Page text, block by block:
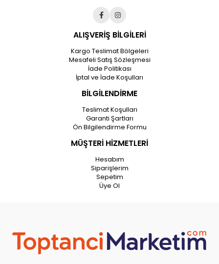
ALIŞVERİŞ BİLGİLERİ
Kargo Teslimat Bölgeleri
Mesafeli Satış Sözleşmesi
İade Politikası
İptal ve İade Koşulları
BİLGİLENDİRME
Teslimat Koşulları
Garanti Şartları
Ön Bilgilendirme Formu
MÜŞTERİ HİZMETLERİ
Hesabım
Siparişlerim
Sepetim
Üye Ol